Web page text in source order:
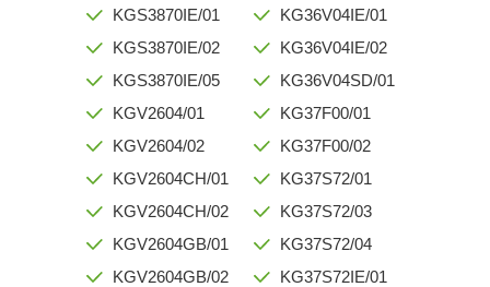
KGS3870IE/01
KGS3870IE/02
KGS3870IE/05
KGV2604/01
KGV2604/02
KGV2604CH/01
KGV2604CH/02
KGV2604GB/01
KGV2604GB/02
KG36V04IE/01
KG36V04IE/02
KG36V04SD/01
KG37F00/01
KG37F00/02
KG37S72/01
KG37S72/03
KG37S72/04
KG37S72IE/01